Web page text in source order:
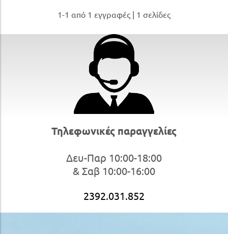
1-1 από 1 εγγραφές | 1 σελίδες
Τηλεφωνικές παραγγελίες
Δευ-Παρ 10:00-18:00
& Σαβ 10:00-16:00
2392.031.852